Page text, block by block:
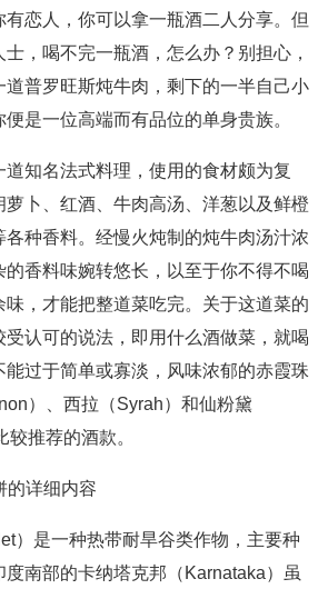
恋人，你可以拿一瓶酒二人分享。但
，喝不完一瓶酒，怎么办？别担心，
道普罗旺斯炖牛肉，剩下的一半自己小
是一位高端而有品位的单身贵族。
知名法式料理，使用的食材颇为复
卜、红酒、牛肉高汤、洋葱以及鲜橙
各种香料。经慢火炖制的炖牛肉汤汁浓
的香料味婉转悠长，以至于你不得不喝
味，才能把整道菜吃完。关于这道菜的
认可的说法，即用什么酒做菜，就喝
过于简单或寡淡，风味浓郁的赤霞珠
）、西拉（Syrah）和仙粉黛
较推荐的酒款。
的详细内容
）是一种热带耐旱谷类作物，主要种
南部的卡纳塔克邦（Karnataka）虽